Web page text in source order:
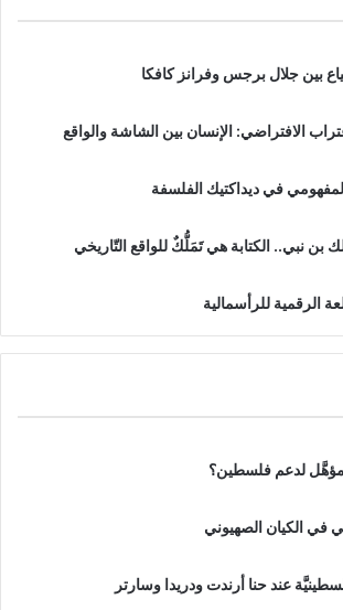
بين جلال برجس وفرانز كافكا
الافتراضي: الإنسان بين الشاشة والواقع
في ديداكتيك الفلسفة
بن نبي.. الكتابة هي تَمَلُّكٌ للواقع التّاريخي
الرقمية للرأسمالية
مؤهَّل لدعم فلسطين؟
في الكيان الصهيوني
عند حنا أرندت ودريدا وسارتر